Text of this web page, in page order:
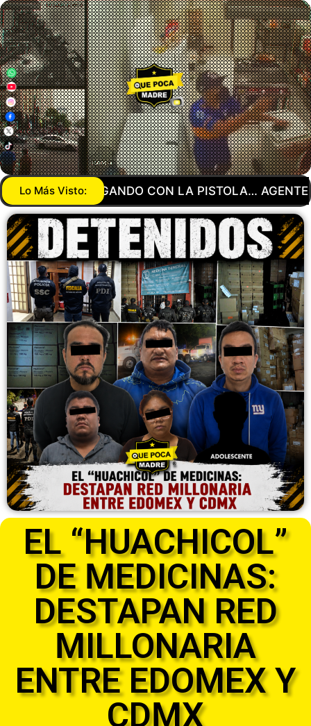
Lo Más Visto:
DE LA GUARDIA NACIONAL MANDA A SU NOVIO
EL “HUACHICOL”
DE MEDICINAS:
DESTAPAN RED
MILLONARIA
ENTRE EDOMEX Y
CDMX